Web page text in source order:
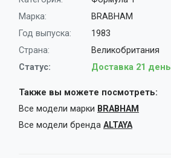
Марка:
BRABHAM
Год выпуска:
1983
Страна:
Великобритания
Статус:
Доставка 21 день
Также вы можете посмотреть:
Все модели марки BRABHAM
Все модели бренда ALTAYA